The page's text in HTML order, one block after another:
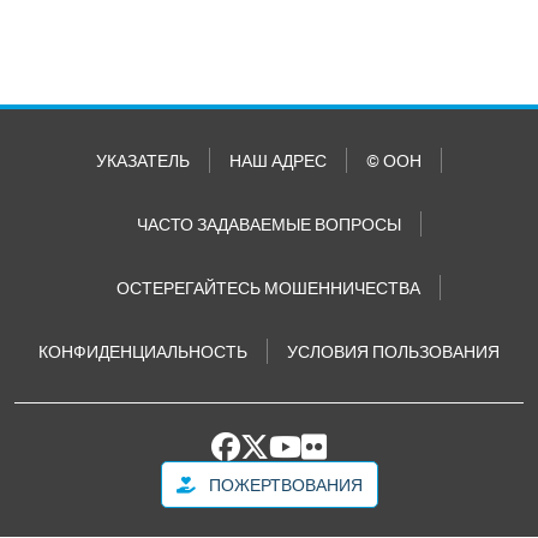
УКАЗАТЕЛЬ НАШ АДРЕС © ООН
ЧАСТО ЗАДАВАЕМЫЕ ВОПРОСЫ
ОСТЕРЕГАЙТЕСЬ МОШЕННИЧЕСТВА
КОНФИДЕНЦИАЛЬНОСТЬ УСЛОВИЯ ПОЛЬЗОВАНИЯ
ПОЖЕРТВОВАНИЯ